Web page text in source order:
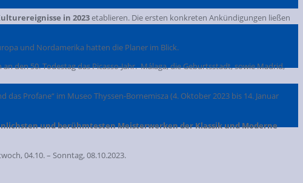
in 2023etablieren. Die ersten konkreten Ankündigungen ließen
und Nordamerika hatten die Planer im Blick.
den 50. Todestag das Picasso-Jahr. Málaga, die Geburtsstadt, sowie Madrid,
das Profane“ im Museo Thyssen-Bornemisza (4. Oktober 2023 bis 14. Januar
und berühmtesten Meisterwerken der Klassik und Moderne
04.10. – Sonntag, 08.10.2023.